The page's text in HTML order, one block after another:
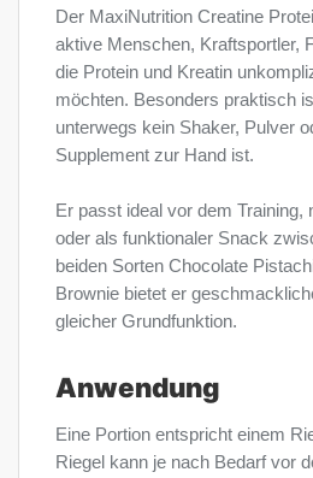
Der MaxiNutrition Creatine
aktive Menschen, Kraftsportler,
die Protein und Kreatin
möchten. Besonders praktisch
unterwegs kein Shaker, Pulver
Supplement zur Hand ist.
Er passt ideal vor dem Training,
oder als funktionaler Snack
beiden Sorten Chocolate
Brownie bietet er
gleicher Grundfunktion.
Anwendung
Eine Portion entspricht einem
Riegel kann je nach Bedarf vor